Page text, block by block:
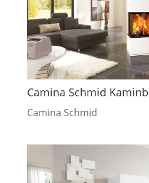
Camina Schmid
Camina Schmid